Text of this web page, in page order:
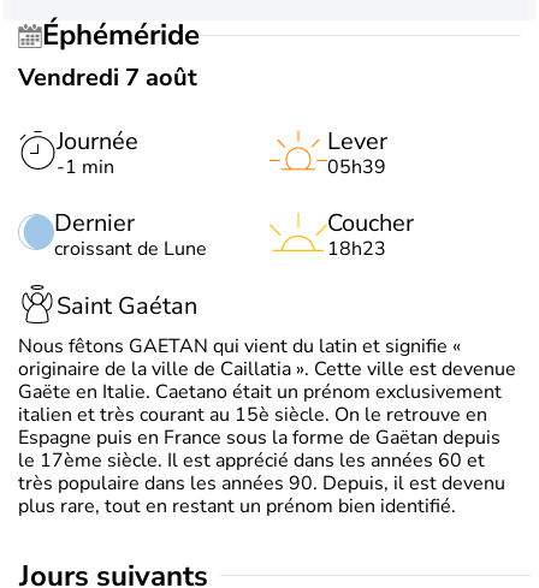
Éphéméride
Vendredi 7 août
Journée
-1 min
Dernier
croissant de Lune
Lever
05h39
Coucher
18h23
Saint Gaétan
Nous fêtons GAETAN qui vient du latin et signifie «
originaire de la ville de Caillatia ». Cette ville est devenue
Gaëte en Italie. Caetano était un prénom exclusivement
italien et très courant au 15è siècle. On le retrouve en
Espagne puis en France sous la forme de Gaëtan depuis
le 17ème siècle. Il est apprécié dans les années 60 et
très populaire dans les années 90. Depuis, il est devenu
plus rare, tout en restant un prénom bien identifié.
jours suivants